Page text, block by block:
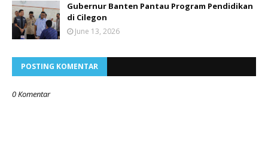
Gubernur Banten Pantau Program Pendidikan
di Cilegon
June 13, 2026
POSTING KOMENTAR
0 Komentar